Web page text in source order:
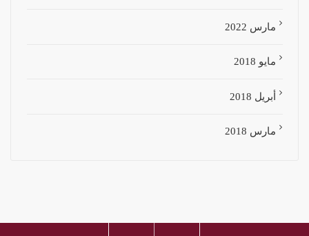
مارس 2022
مايو 2018
أبريل 2018
مارس 2018